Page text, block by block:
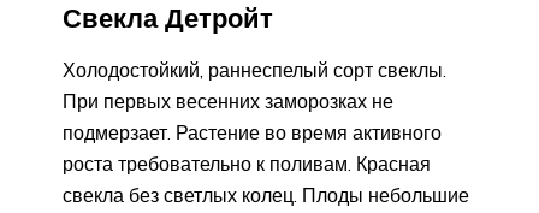
Свекла Детройт
Холодостойкий, раннеспелый сорт свеклы.
При первых весенних заморозках не
подмерзает. Растение во время активного
роста требовательно к поливам. Красная
свекла без светлых колец. Плоды небольшие